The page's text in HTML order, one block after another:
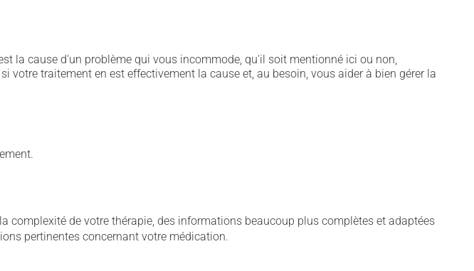
la cause d'un problème qui vous incommode, qu'il soit mentionné ici ou non,
traitement en est effectivement la cause et, au besoin, vous aider à bien gérer la
complexité de votre thérapie, des informations beaucoup plus complètes et adaptées
pertinentes concernant votre médication.